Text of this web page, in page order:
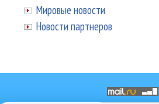
Мировые новости
Новости партнеров